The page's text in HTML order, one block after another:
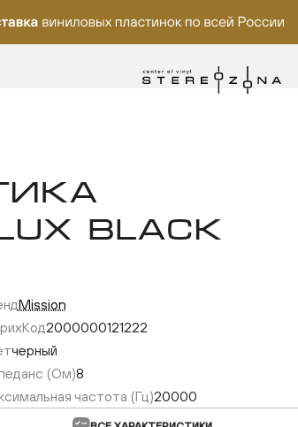
BLACK
Mission
2000000121222
черный
(Ом)8
частота (Гц)20000